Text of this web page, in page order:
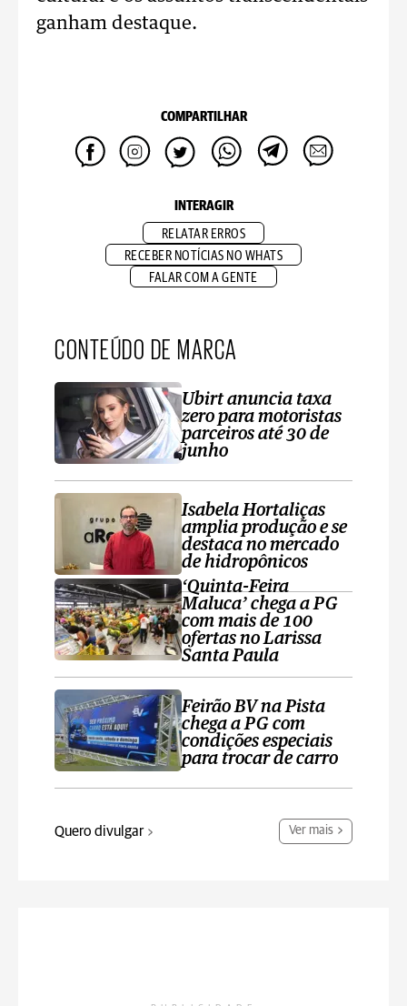
ganham destaque.
COMPARTILHAR
INTERAGIR
RELATAR ERROS
RECEBER NOTÍCIAS NO WHATS
FALAR COM A GENTE
CONTEÚDO DE MARCA
Ubirt anuncia taxa
zero para motoristas
parceiros até 30 de
junho
Isabela Hortaliças
amplia produção e se
destaca no mercado
de hidropônicos
‘Quinta-Feira
Maluca’ chega a PG
com mais de 100
ofertas no Larissa
Santa Paula
Feirão BV na Pista
chega a PG com
condições especiais
para trocar de carro
Quero divulgar Ver mais